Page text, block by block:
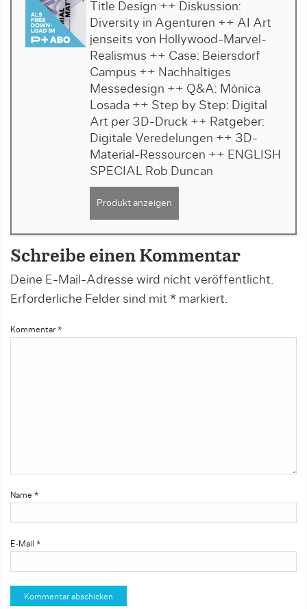
Title Design ++ Diskussion:
Diversity in Agenturen ++ AI Art
jenseits von Hollywood-Marvel-
Realismus ++ Case: Beiersdorf
Campus ++ Nachhaltiges
Messedesign ++ Q&A: Mònica
Losada ++ Step by Step: Digital
Art per 3D-Druck ++ Ratgeber:
Digitale Veredelungen ++ 3D-
Material-Ressourcen ++ ENGLISH
SPECIAL Rob Duncan
Produkt anzeigen
Schreibe einen Kommentar
Deine E-Mail-Adresse wird nicht veröffentlicht.
Erforderliche Felder sind mit * markiert.
Kommentar *
Name *
E-Mail *